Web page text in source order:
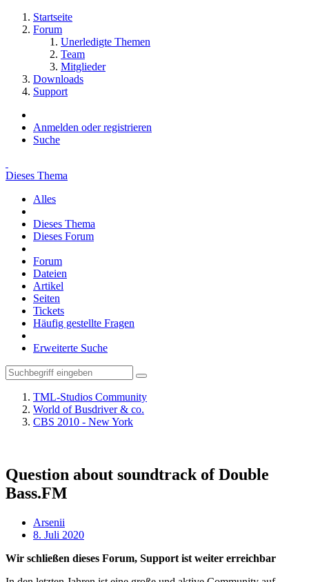
Startseite
Forum
Unerledigte Themen
Team
Mitglieder
Downloads
Support
Anmelden oder registrieren
Suche
Dieses Thema
Alles
Dieses Thema
Dieses Forum
Forum
Dateien
Artikel
Seiten
Tickets
Häufig gestellte Fragen
Erweiterte Suche
TML-Studios Community
World of Busdriver & co.
CBS 2010 - New York
Question about soundtrack of Double
Bass.FM
Arsenii
8. Juli 2020
Wir schließen dieses Forum, Support ist weiter erreichbar